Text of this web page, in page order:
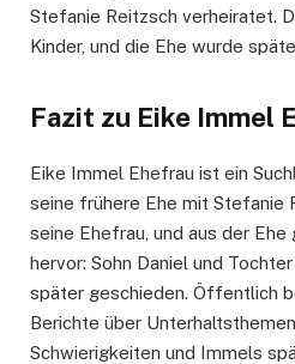
Stefanie Reitzsch verheiratet.
Kinder, und die Ehe wurde
Fazit zu Eike Immel
Eike Immel Ehefrau ist ein
seine frühere Ehe mit Stefanie
seine Ehefrau, und aus der Ehe
hervor: Sohn Daniel und
später geschieden. Öffentlich
Berichte über
Schwierigkeiten und Immels